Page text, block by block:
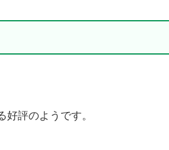
評のようです。